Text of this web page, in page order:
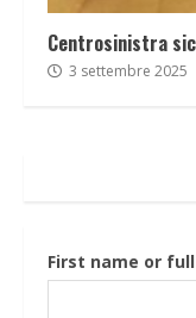
Centrosinistra
3 settembre 2025
First name or